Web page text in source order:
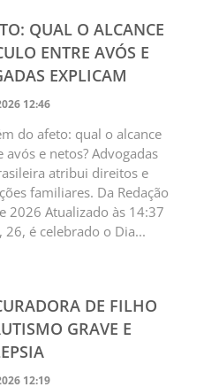
QUAL O ALCANCE
ENTRE AVÓS E
EXPLICAM
12:46
do afeto: qual o alcance
e netos? Advogadas
atribui direitos e
familiares. Da Redação
2026 Atualizado às 14:37
é celebrado o Dia...
DE FILHO
GRAVE E
12:19